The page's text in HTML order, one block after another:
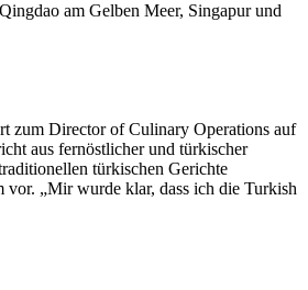
am Gelben Meer, Singapur und
zum Director of Culinary Operations auf
aus fernöstlicher und türkischer
türkischen Gerichte
„Mir wurde klar, dass ich die Turkish